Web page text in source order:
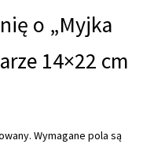
o „Myjka
14×22 cm
Wymagane pola są